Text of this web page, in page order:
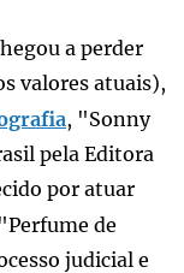
a perder
valores atuais),
, "Sonny
pela Editora
por atuar
de
judicial e